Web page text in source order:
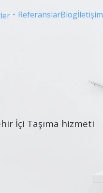
ReferanslarBlogİletişim
İçi Taşıma hizmeti